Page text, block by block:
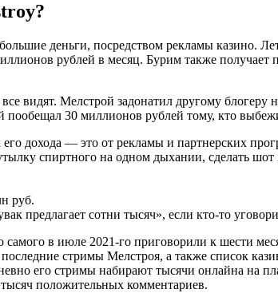
деньги, посредством рекламы казино.
рублей в месяц. Бурим также
видят. Мелстрой задонатил другому
30 миллионов рублей тому, кто
дохода — это от рекламы и партнерских
спиртного на одном дыхании, сделать шот
руб.
предлагает сотни тысяч», если кто-то
самого в июле 2021-го приговорили к шести
стримы Мелстроя, а также список
его стримы набирают тысячи онлайна на
положительных комментариев.